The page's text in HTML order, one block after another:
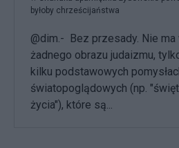
byłoby chrześcijaństwa
@dim.- Bez przesady. Nie
żadnego obrazu judaizmu,
kilku podstawowych
światopoglądowych (np.
życia"), które są...